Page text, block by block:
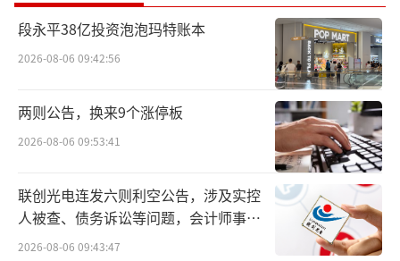
在加拿大鹅的规划中，谢霖上任后将全面
统筹加拿大鹅在中国市场的直营业务，并向亚
太区总裁Jonathan Sinclair汇报。
近年来，加拿大鹅中国区总裁一职的变动
有点频繁。如在2022年8月，加拿大鹅宣布任命
曾在历峰集团、LVMH 集团等奢侈品集团担任
高管的李子厚（Larry Li）为中国区总裁。 随
后在2024年2月，加拿大鹅宣布任命程腾宽（K
段永平38亿投资泡泡玛特账本
2026-08-06 09:42:56
两则公告，换来9个涨停板
2026-08-06 09:53:41
联创光电连发六则利空公告，涉及实控
人被查、债务诉讼等问题，会计师事务
所曾出具“保留意见”
2026-08-06 09:43:47